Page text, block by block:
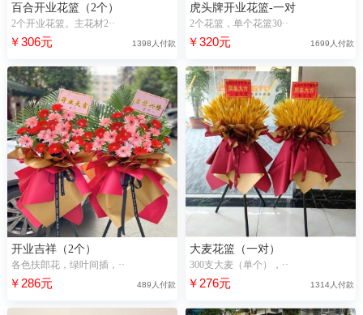
百合开业花篮（2个）
2个开业花篮。主花材2··
￥306元 1398人付款
虎头牌开业花篮-一对
2个花篮，单个花篮30··
￥320元 1699人付款
开业吉祥（2个）
各色扶郎花，绿叶间插，··
￥286元 489人付款
大麦花篮（一对）
300支大麦（单个），··
￥276元 1314人付款